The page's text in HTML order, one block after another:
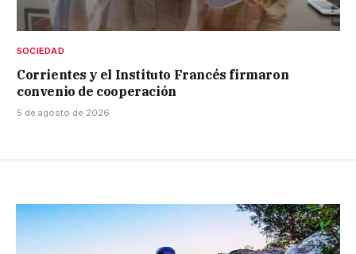
SOCIEDAD
Corrientes y el Instituto Francés firmaron
convenio de cooperación
5 de agosto de 2026